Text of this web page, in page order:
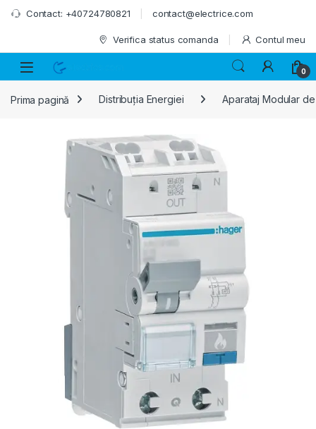
Skip to navigation
Skip to content
Contact: +40724780821 contact@electrice.com
Verifica status comanda Contul meu
0
Prima pagină Distribuția Energiei Aparataj Modular